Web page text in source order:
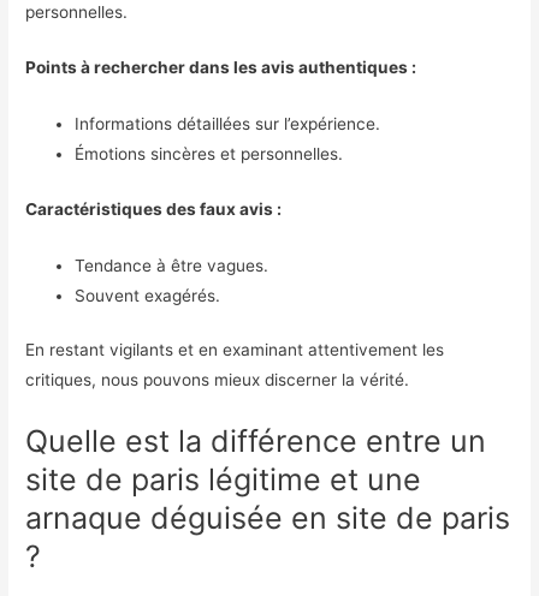
personnelles.
Points à rechercher dans les avis authentiques :
Informations détaillées sur l’expérience.
Émotions sincères et personnelles.
Caractéristiques des faux avis :
Tendance à être vagues.
Souvent exagérés.
En restant vigilants et en examinant attentivement les
critiques, nous pouvons mieux discerner la vérité.
Quelle est la différence entre un
site de paris légitime et une
arnaque déguisée en site de paris
?